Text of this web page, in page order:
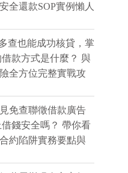
全還款SOP實例懶人
查也能成功核貸，掌
款方式是什麼？ 與
全方位完整實戰攻
見免查聯徵借款廣告
錢安全嗎？ 帶你看
約陷阱實務要點與